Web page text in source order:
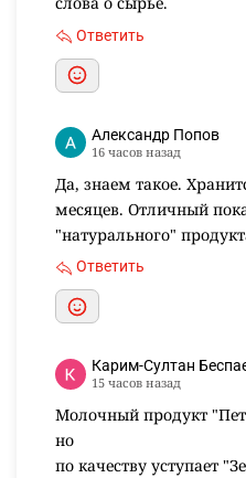
Ответить
Александр Попов
16 часов назад
Да, знаем такое.
месяцев. Отличный
"натурального"
Ответить
Карим-Султан
15 часов назад
Молочный продукт
но
по качеству уступает